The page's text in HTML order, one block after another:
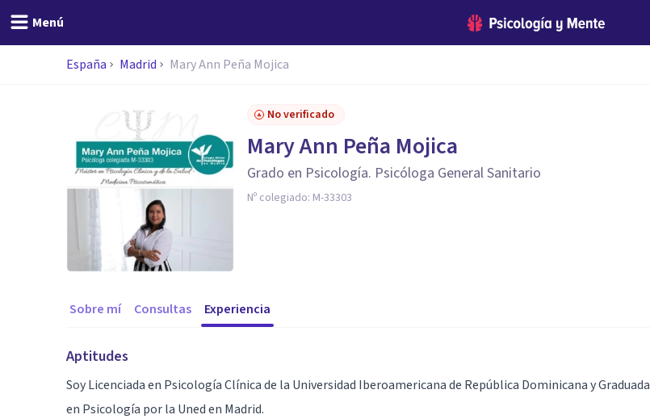
Menú
España Madrid Mary Ann Peña Mojica
No verificado
Mary Ann Peña Mojica
Grado en Psicología. Psicóloga General Sanitario
Nº colegiado: M-33303
Sobre mí Consultas Experiencia
Aptitudes
Soy Licenciada en Psicología Clínica de la Universidad Iberoamericana de República Dominicana y Graduada
en Psicología por la Uned en Madrid.